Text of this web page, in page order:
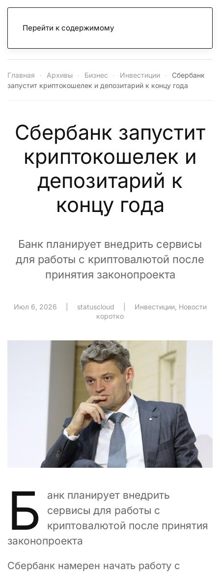
Перейти к содержимому
Главная Архивы Бизнес Инвестиции
Сбербанк
запустит криптокошелек и депозитарий к концу года
Сбербанк запустит
криптокошелек и
депозитарий к
концу года
Банк планирует внедрить сервисы
для работы с криптовалютой после
принятия законопроекта
Июл 6, 2026 statuscloud Инвестиции Новости
коротко
Б
анк планирует внедрить
сервисы для работы с
криптовалютой после принятия
законопроекта
Сбербанк намерен начать работу с